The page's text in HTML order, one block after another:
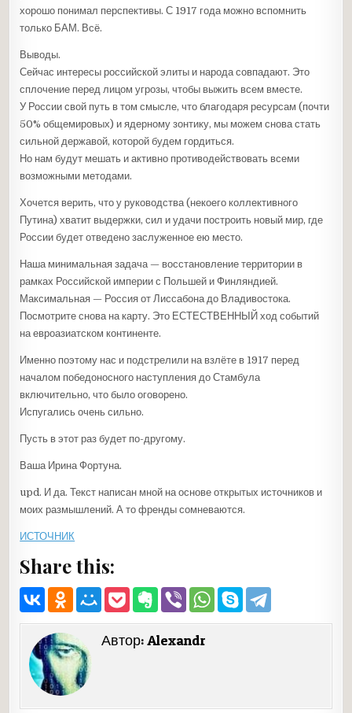
хорошо понимал перспективы. С 1917 года можно вспомнить
только БАМ. Всё.
Выводы.
Сейчас интересы российской элиты и народа совпадают. Это
сплочение перед лицом угрозы, чтобы выжить всем вместе.
У России свой путь в том смысле, что благодаря ресурсам (почти
50% общемировых) и ядерному зонтику, мы можем снова стать
сильной державой, которой будем гордиться.
Но нам будут мешать и активно противодействовать всеми
возможными методами.
Хочется верить, что у руководства (некоего коллективного
Путина) хватит выдержки, сил и удачи построить новый мир, где
России будет отведено заслуженное ею место.
Наша минимальная задача — восстановление территории в
рамках Российской империи с Польшей и Финляндией.
Максимальная — Россия от Лиссабона до Владивостока.
Посмотрите снова на карту. Это ЕСТЕСТВЕННЫЙ ход событий
на евроазиатском континенте.
Именно поэтому нас и подстрелили на взлёте в 1917 перед
началом победоносного наступления до Стамбула
включительно, что было оговорено.
Испугались очень сильно.
Пусть в этот раз будет по-другому.
Ваша Ирина Фортуна.
upd. И да. Текст написан мной на основе открытых источников и
моих размышлений. А то френды сомневаются.
ИСТОЧНИК
Share this:
Автор:Alexandr